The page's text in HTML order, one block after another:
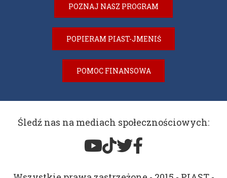
POZNAJ NASZ PROGRAM
POPIERAM PIAST-JMENIŚ
POMOC FINANSOWA
Śledź nas na mediach społecznościowych: